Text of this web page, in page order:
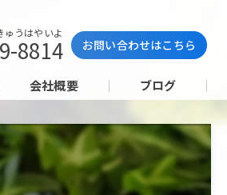
ゅうはやいよ
8814 お問い合わせはこちら
会社概要 ブログ